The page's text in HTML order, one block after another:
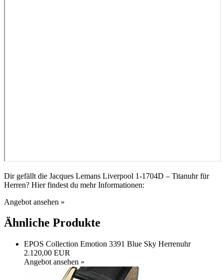
Dir gefällt die Jacques Lemans Liverpool 1-1704D – Titanuhr für
Herren? Hier findest du mehr Informationen:
Angebot ansehen »
Ähnliche Produkte
EPOS Collection Emotion 3391 Blue Sky Herrenuhr
2.120,00 EUR
Angebot ansehen »